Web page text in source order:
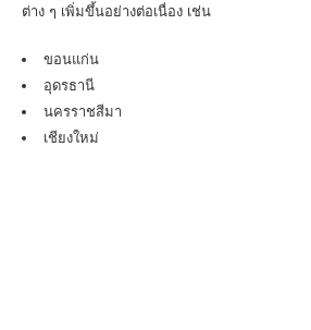
ต่าง ๆ เพิ่มขึ้นอย่างต่อเนื่อง เช่น
ขอนแก่น
อุดรธานี
นครราชสีมา
เชียงใหม่